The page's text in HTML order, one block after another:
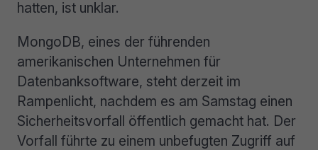
hatten, ist unklar.
MongoDB, eines der führenden
amerikanischen Unternehmen für
Datenbanksoftware, steht derzeit im
Rampenlicht, nachdem es am Samstag einen
Sicherheitsvorfall öffentlich gemacht hat. Der
Vorfall führte zu einem unbefugten Zugriff auf